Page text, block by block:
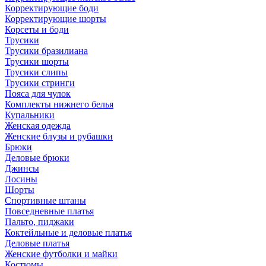
Корректирующие боди
Корректирующие шорты
Корсеты и боди
Трусики
Трусики бразилиана
Трусики шорты
Трусики слипы
Трусики стринги
Пояса для чулок
Комплекты нижнего белья
Купальники
Женская одежда
Женские блузы и рубашки
Брюки
Деловые брюки
Джинсы
Лосины
Шорты
Спортивные штаны
Повседневные платья
Пальто, пиджаки
Коктейльные и деловые платья
Деловые платья
Женские футболки и майки